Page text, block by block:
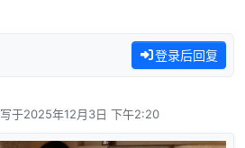
登录后回复
写于2025年12月3日 下午2:20
最后由 编辑